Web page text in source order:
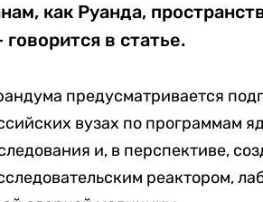
как Руанда,
в статье.
предусматривается
вузах по программам
и, в перспективе,
реактором,